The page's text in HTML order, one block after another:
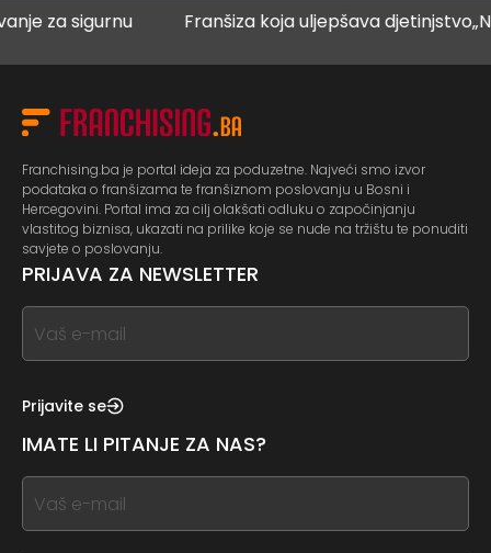
za sigurnu Franšiza koja uljepšava djetinjstvo
Franchising.ba je portal ideja za poduzetne. Najveći smo izvor
podataka o franšizama te franšiznom poslovanju u Bosni i
Hercegovini. Portal ima za cilj olakšati odluku o započinjanju
vlastitog biznisa, ukazati na prilike koje se nude na tržištu te ponuditi
savjete o poslovanju.
PRIJAVA ZA NEWSLETTER
If
you
this,
this
form
field
blank
Prijavite se
IMATE LI PITANJE ZA NAS?
If
you